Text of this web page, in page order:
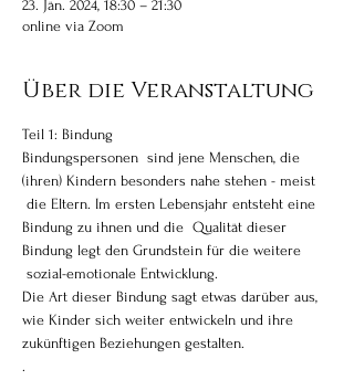
23. Jän. 2024, 18:30 – 21:30
online via Zoom
Über die Veranstaltung
Teil 1: Bindung
Bindungspersonen  sind jene Menschen, die
(ihren) Kindern besonders nahe stehen - meist
die Eltern. Im ersten Lebensjahr entsteht eine
Bindung zu ihnen und die  Qualität dieser
Bindung legt den Grundstein für die weitere
sozial-emotionale Entwicklung.
Die Art dieser Bindung sagt etwas darüber aus,
wie Kinder sich weiter entwickeln und ihre
zukünftigen Beziehungen gestalten.
.